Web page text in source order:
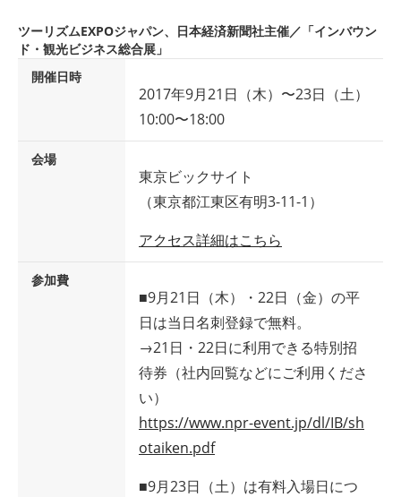
ツーリズムEXPOジャパン、日本経済新聞社主催／「インバウン
ド・観光ビジネス総合展」
開催日時
2017年9月21日（木）〜23日（土）
10:00〜18:00
会場
東京ビックサイト
（東京都江東区有明3-11-1）
アクセス詳細はこちら
参加費
■9月21日（木）・22日（金）の平
日は当日名刺登録で無料。
→21日・22日に利用できる特別招
待券（社内回覧などにご利用くださ
い）
https://www.npr-event.jp/dl/IB/sh
otaiken.pdf
■9月23日（土）は有料入場日につ